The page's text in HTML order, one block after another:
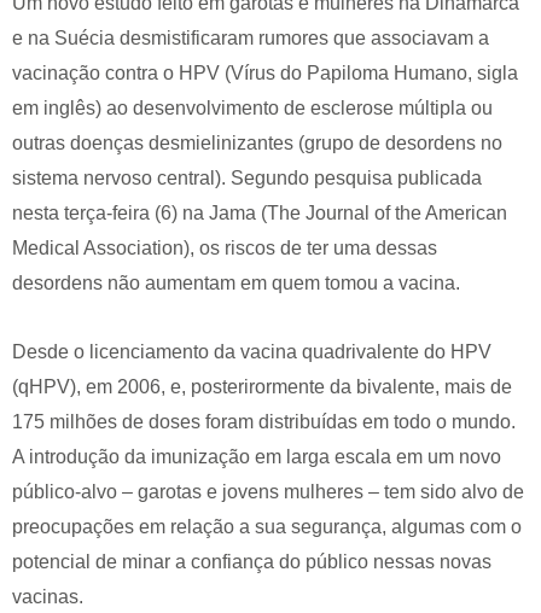
e na Suécia desmistificaram rumores que associavam a
vacinação contra o HPV (Vírus do Papiloma Humano, sigla
em inglês) ao desenvolvimento de esclerose múltipla ou
outras doenças desmielinizantes (grupo de desordens no
sistema nervoso central). Segundo pesquisa publicada
nesta terça-feira (6) na Jama (The Journal of the American
Medical Association), os riscos de ter uma dessas
desordens não aumentam em quem tomou a vacina.
Desde o licenciamento da vacina quadrivalente do HPV
(qHPV), em 2006, e, posterirormente da bivalente, mais de
175 milhões de doses foram distribuídas em todo o mundo.
A introdução da imunização em larga escala em um novo
público-alvo – garotas e jovens mulheres – tem sido alvo de
preocupações em relação a sua segurança, algumas com o
potencial de minar a confiança do público nessas novas
vacinas.